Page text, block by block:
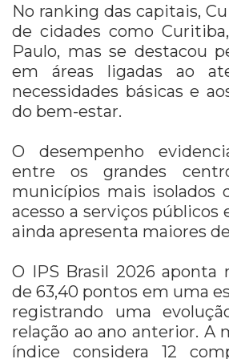
No ranking das capitais,
de cidades como
Paulo, mas se destacou
em áreas ligadas ao
necessidades básicas e
do bem-estar.
O desempenho
entre os grandes
municípios mais isolados
acesso a serviços públicos
ainda apresenta maiores
O IPS Brasil 2026 aponta
de 63,40 pontos em uma
registrando uma
relação ao ano anterior. A
índice considera 12